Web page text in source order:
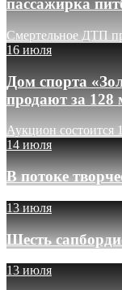
пассажирка
Смертельное ДТП
16 июля
Дом спорта
продают за 128
Аукцион состоится
14 июля
В потоке
13 июля
Шесть
13 июля